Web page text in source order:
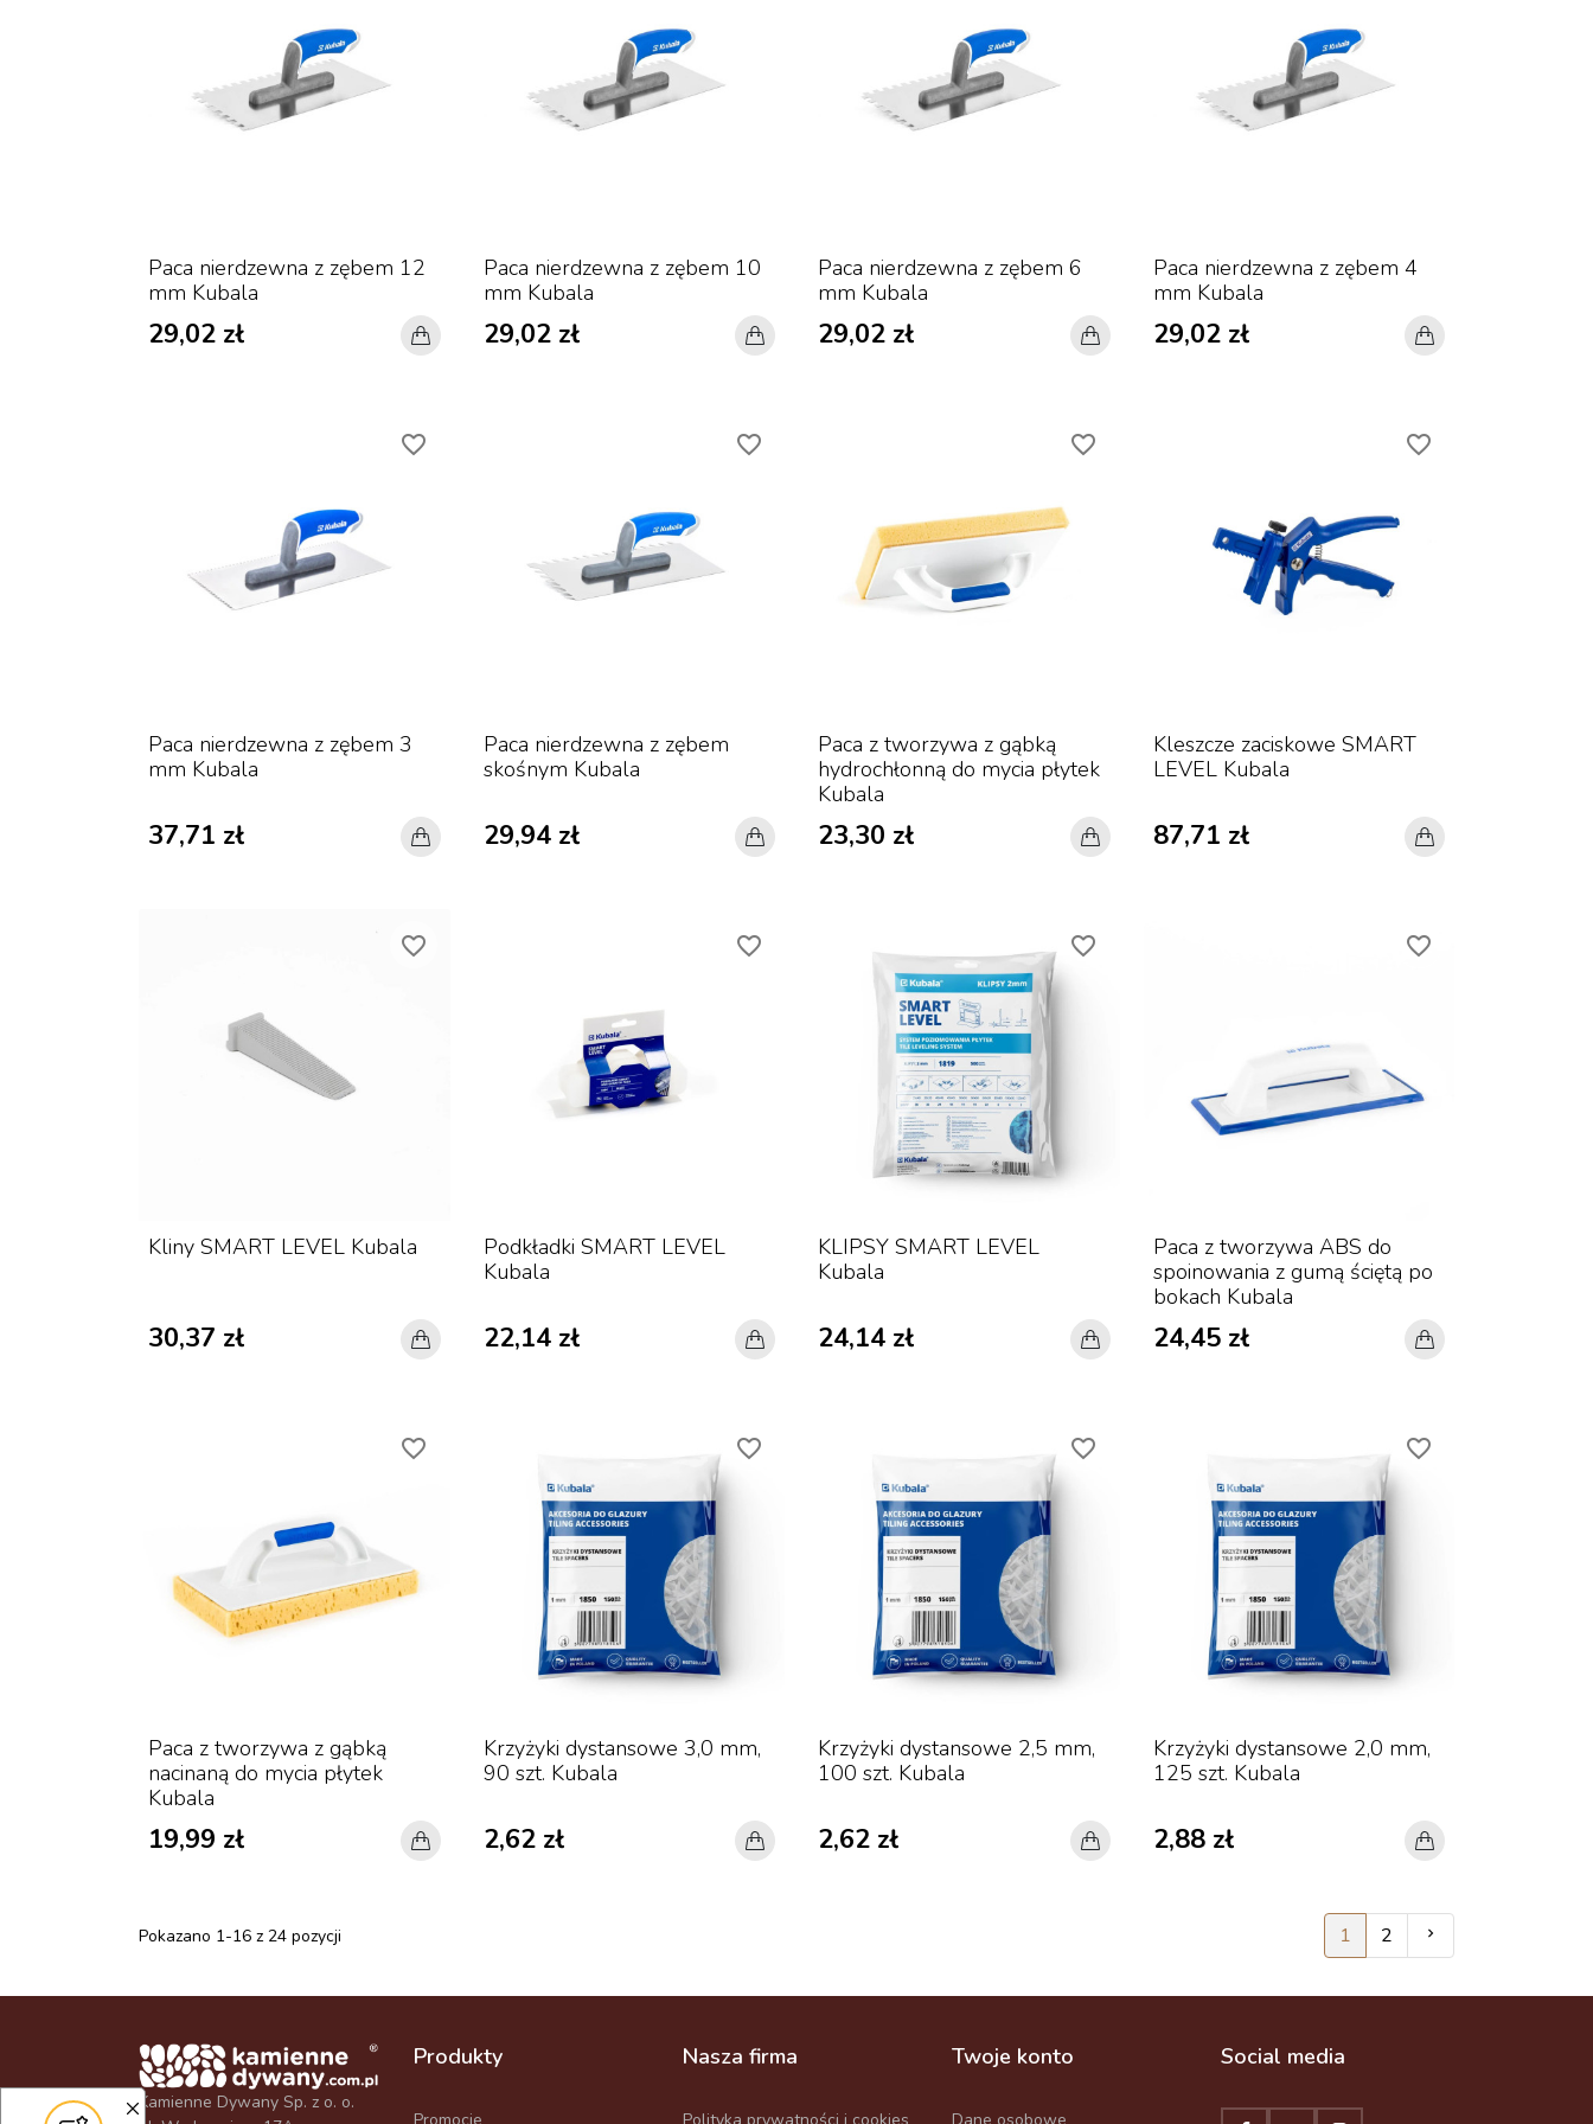
Paca nierdzewna z zębem 12
mm Kubala
29,02 zł
Paca nierdzewna z zębem 10
mm Kubala
29,02 zł
Paca nierdzewna z zębem 6
mm Kubala
29,02 zł
Paca nierdzewna z zębem 4
mm Kubala
29,02 zł
favorite_border
Paca nierdzewna z zębem 3
mm Kubala
37,71 zł
favorite_border
Paca nierdzewna z zębem
skośnym Kubala
29,94 zł
favorite_border
Paca z tworzywa z gąbką
hydrochłonną do mycia płytek
Kubala
23,30 zł
favorite_border
Kleszcze zaciskowe SMART
LEVEL Kubala
87,71 zł
favorite_border
Kliny SMART LEVEL Kubala
30,37 zł
favorite_border
Podkładki SMART LEVEL
Kubala
22,14 zł
favorite_border
KLIPSY SMART LEVEL
Kubala
24,14 zł
favorite_border
Paca z tworzywa ABS do
spoinowania z gumą ściętą po
bokach Kubala
24,45 zł
favorite_border
Paca z tworzywa z gąbką
nacinaną do mycia płytek
Kubala
19,99 zł
favorite_border
Krzyżyki dystansowe 3,0 mm,
90 szt. Kubala
2,62 zł
favorite_border
Krzyżyki dystansowe 2,5 mm,
100 szt. Kubala
2,62 zł
favorite_border
Krzyżyki dystansowe 2,0 mm,
125 szt. Kubala
2,88 zł
Pokazano 1-16 z 24 pozycji 1 2 Następny
Kamienne Dywany Sp. z o. o.
Produkty Nasza firma Twoje konto Social media